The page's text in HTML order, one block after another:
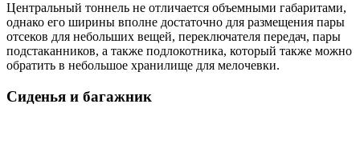
Центральный тоннель не отличается объемными габаритами,
однако его ширины вполне достаточно для размещения пары
отсеков для небольших вещей, переключателя передач, пары
подстаканников, а также подлокотника, который также можно
обратить в небольшое хранилище для мелочевки.
Сиденья и багажник